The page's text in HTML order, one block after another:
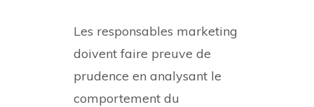
Les responsables marketing
doivent faire preuve de
prudence en analysant le
comportement du